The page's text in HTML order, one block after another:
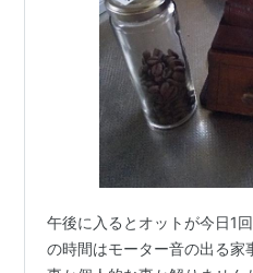
午後に入るとオットが今日1
の時間はモーター音の出る家